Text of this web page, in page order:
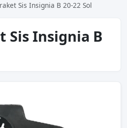
Sis Insignia B 20-22 Sol
Sis Insignia B